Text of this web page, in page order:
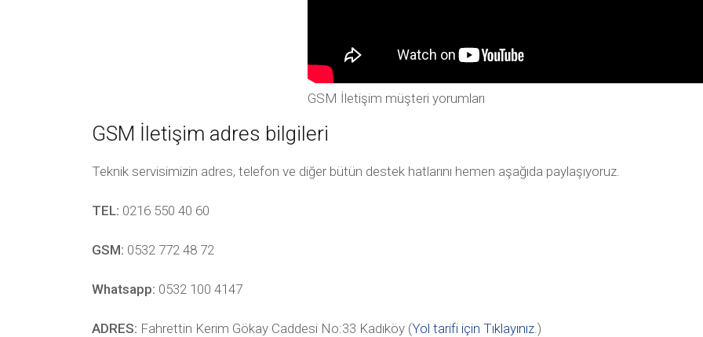
GSM İletişim müşteri yorumları
GSM İletişim adres bilgileri
Teknik servisimizin adres, telefon ve diğer bütün destek hatlarını hemen aşağıda paylaşıyoruz.
TEL: 0216 550 40 60
GSM: 0532 772 48 72
Whatsapp: 0532 100 4147
ADRES: Fahrettin Kerim Gökay Caddesi No:33 Kadıköy (Yol tarifi için Tıklayınız.)